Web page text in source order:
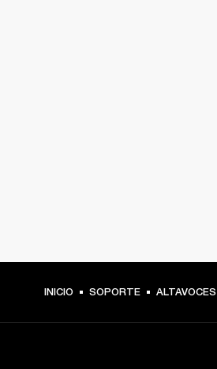
INICIO SOPORTE ALTAVOCES